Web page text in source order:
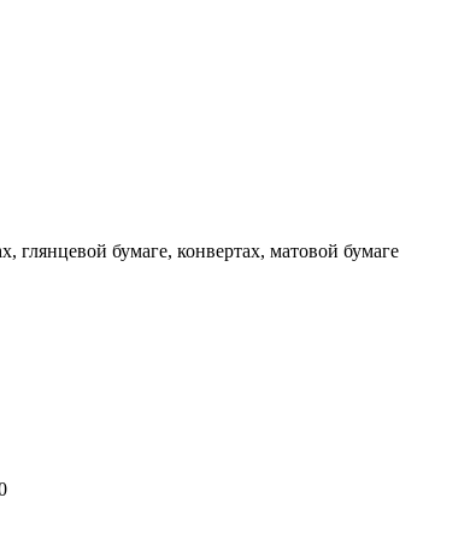
глянцевой бумаге, конвертах, матовой бумаге